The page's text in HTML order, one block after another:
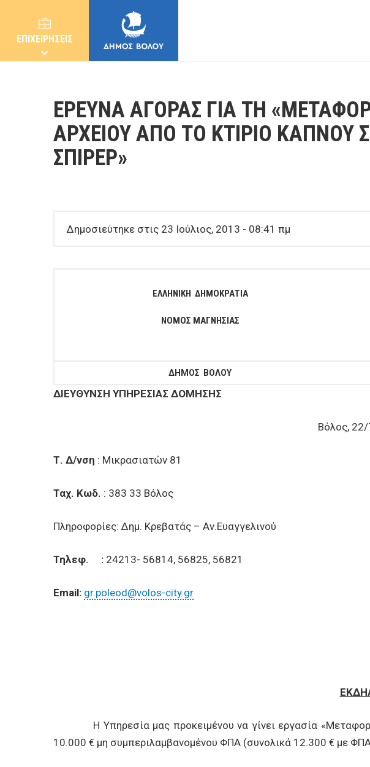
ΕΠΙΧΕΙΡΗΣΕΙΣ
ΕΡΕΥΝΑ ΑΓΟΡΑΣ ΓΙΑ ΤΗ
ΑΡΧΕΙΟΥ ΑΠΟ ΤΟ ΚΤΙΡΙΟ ΚΑΠΝΟΥ
ΣΠΙΡΕΡ»
Δημοσιεύτηκε στις 23 Ιούλιος, 2013 - 08:41 πμ
ΕΛΛΗΝΙΚΗ ΔΗΜΟΚΡΑΤΙΑ
ΝΟΜΟΣ ΜΑΓΝΗΣΙΑΣ
ΔΗΜΟΣ ΒΟΛΟΥ
ΔΙΕΥΘΥΝΣΗ ΥΠΗΡΕΣΙΑΣ ΔΟΜΗΣΗΣ
Βόλος,
Τ. Δ/νση : Μικρασιατών 81
Ταχ. Κωδ. : 383 33 Βόλος
Πληροφορίες: Δημ. Κρεβατάς – Αν.Ευαγγελινού
Τηλεφ. : 24213- 56814, 56825, 56821
Email: gr.poleod@volos-city.gr
Η Υπηρεσία μας προκειμένου να γίνει εργασία «Μεταφορά
10.000 € μη συμπεριλαμβανομένου ΦΠΑ (συνολικά 12.300 € με